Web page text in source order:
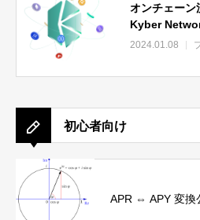
オンチェーン
Kyber
2024.01.08
初心者向け
APR ⇔ APY 変換